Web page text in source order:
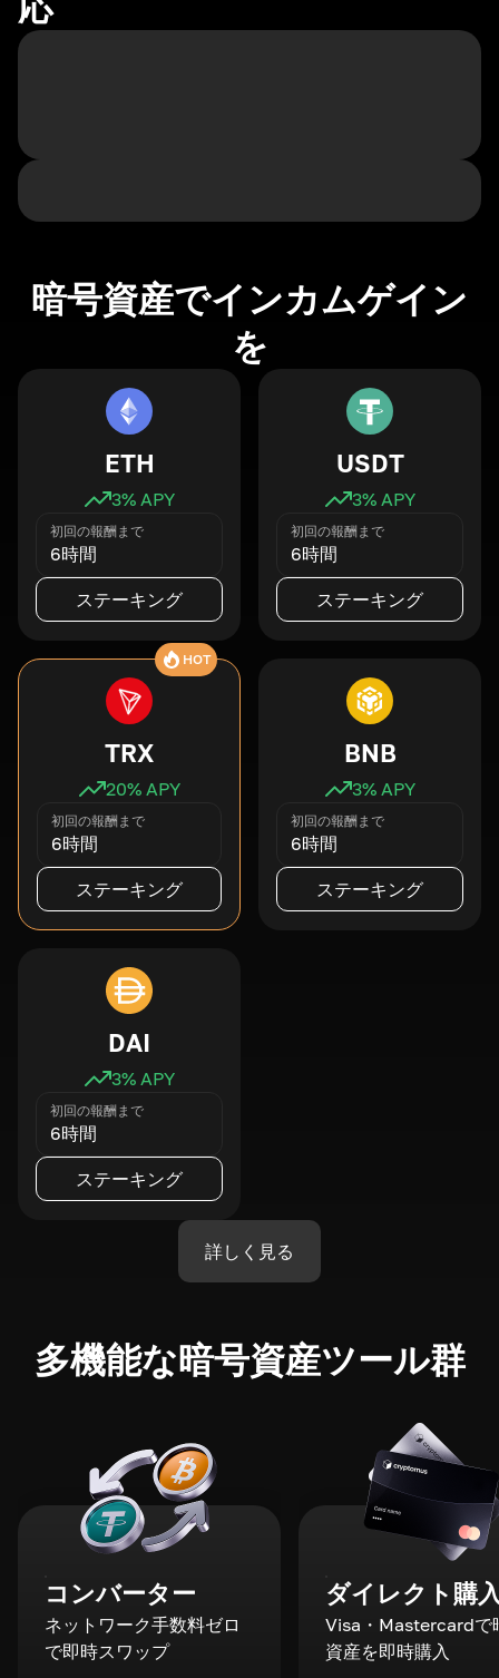
暗号資産でインカムゲイン
を
ETH
3% APY
初回の報酬まで
6時間
ステーキング
USDT
3% APY
初回の報酬まで
6時間
ステーキング
HOT
TRX
20% APY
初回の報酬まで
6時間
ステーキング
BNB
3% APY
初回の報酬まで
6時間
ステーキング
DAI
3% APY
初回の報酬まで
6時間
ステーキング
詳しく見る
多機能な暗号資産ツール群
コンバーター
ネットワーク手数料ゼロ
で即時スワップ
ダイレクト購
Visa・Mastercardで
資産を即時購入